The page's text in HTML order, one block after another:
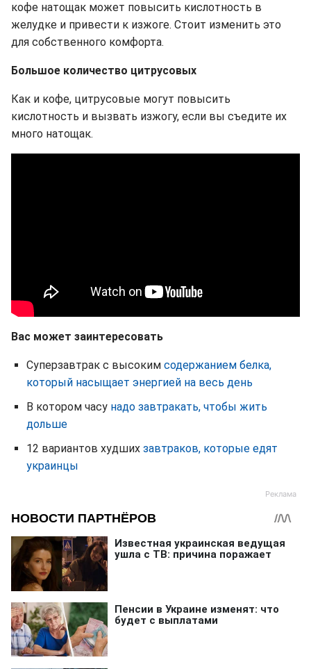
кофе натощак может повысить кислотность в
желудке и привести к изжоге. Стоит изменить это
для собственного комфорта.
Большое количество цитрусовых
Как и кофе, цитрусовые могут повысить
кислотность и вызвать изжогу, если вы съедите их
много натощак.
Вас может заинтересовать
Суперзавтрак с высоким содержанием белка,
который насыщает энергией на весь день
В котором часу надо завтракать, чтобы жить
дольше
12 вариантов худших завтраков, которые едят
украинцы